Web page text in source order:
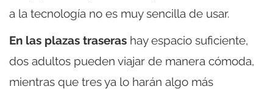
a la tecnología no es muy sencilla de usar.
En las plazas traseras hay espacio suficiente,
dos adultos pueden viajar de manera cómoda,
mientras que tres ya lo harán algo más